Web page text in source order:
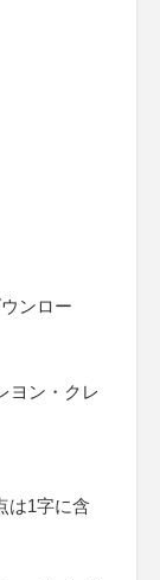
ンロー
ヨン・クレ
は1字に含